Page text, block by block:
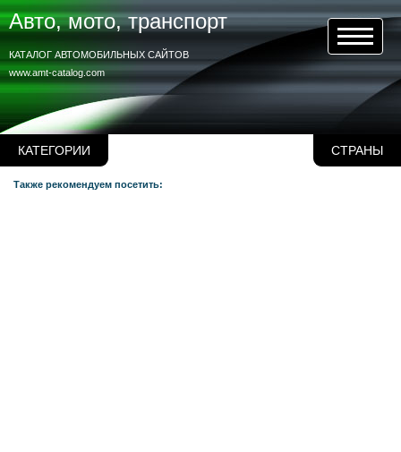
КАТЕГОРИИ СТРАНЫ
Авто, мото, транспорт
www.amt-catalog.com
КАТАЛОГ АВТОМОБИЛЬНЫХ САЙТОВ
Также рекомендуем посетить: